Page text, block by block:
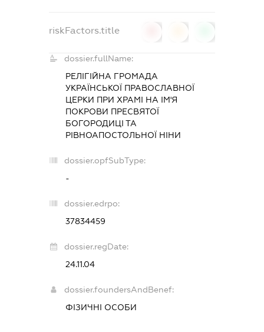
riskFactors.title
dossier.fullName:
РЕЛІГІЙНА ГРОМАДА
УКРАЇНСЬКОЇ ПРАВОСЛАВНОЇ
ЦЕРКИ ПРИ ХРАМІ НА ІМ'Я
ПОКРОВИ ПРЕСВЯТОЇ
БОГОРОДИЦІ ТА
РІВНОАПОСТОЛЬНОЇ НІНИ
dossier.opfSubType:
-
dossier.edrpo:
37834459
dossier.regDate:
24.11.04
dossier.foundersAndBenef:
ФІЗИЧНІ ОСОБИ